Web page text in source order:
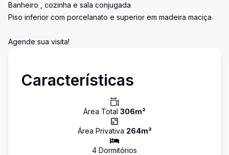
Banheiro , cozinha e sala conjugada
Piso inferior com porcelanato e superior em madeira maciça
Agende sua visita!
Características
Área Total 306m²
Área Privativa 264m²
4 Dormitórios